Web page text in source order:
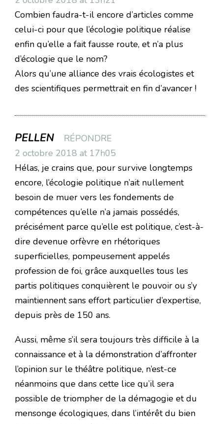
Combien faudra-t-il encore d’articles comme
celui-ci pour que l’écologie politique réalise
enfin qu’elle a fait fausse route, et n’a plus
d’écologie que le nom?
Alors qu’une alliance des vrais écologistes et
des scientifiques permettrait en fin d’avancer !
PELLEN
RÉPONDRE
2 octobre 2018 at 17h05
Hélas, je crains que, pour survive longtemps
encore, l’écologie politique n’ait nullement
besoin de muer vers les fondements de
compétences qu’elle n’a jamais possédés,
précisément parce qu’elle est politique, c’est-à-
dire devenue orfèvre en rhétoriques
superficielles, pompeusement appelés
profession de foi, grâce auxquelles tous les
partis politiques conquièrent le pouvoir ou s’y
maintiennent sans effort particulier d’expertise,
depuis près de 150 ans.
Aussi, même s’il sera toujours très difficile à la
connaissance et à la démonstration d’affronter
l’opinion sur le théâtre politique, n’est-ce
néanmoins que dans cette lice qu’il sera
possible de triompher de la démagogie et du
mensonge écologiques, dans l’intérêt du bien